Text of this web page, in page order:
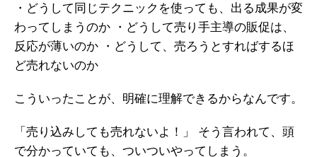
・どうして同じテクニックを使っても、出る成果が変
わってしまうのか ・どうして売り手主導の販促は、
反応が薄いのか ・どうして、売ろうとすればするほ
ど売れないのか
こういったことが、明確に理解できるからなんです。
「売り込みしても売れないよ！」
そう言われて、頭
で分かっていても、ついついやってしまう。